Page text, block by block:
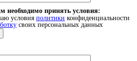
принять условия:
условия политики конфиденциальности
своих персональных данных